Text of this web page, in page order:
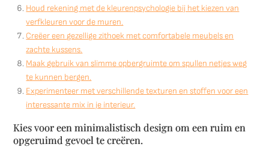
Houd rekening met de kleurenpsychologie bij het kiezen van
verfkleuren voor de muren.
Creëer een gezellige zithoek met comfortabele meubels en
zachte kussens.
Maak gebruik van slimme opbergruimte om spullen netjes weg
te kunnen bergen.
Experimenteer met verschillende texturen en stoffen voor een
interessante mix in je interieur.
Kies voor een minimalistisch design om een ruim en
opgeruimd gevoel te creëren.